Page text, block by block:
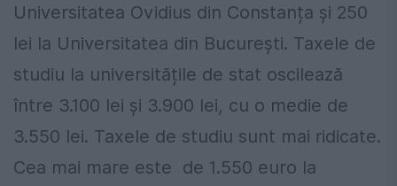
Universitatea Ovidius din Constanța și 250
lei la Universitatea din București. Taxele de
studiu la universitățile de stat oscilează
între 3.100 lei și 3.900 lei, cu o medie de
3.550 lei. Taxele de studiu sunt mai ridicate.
Cea mai mare este de 1.550 euro la